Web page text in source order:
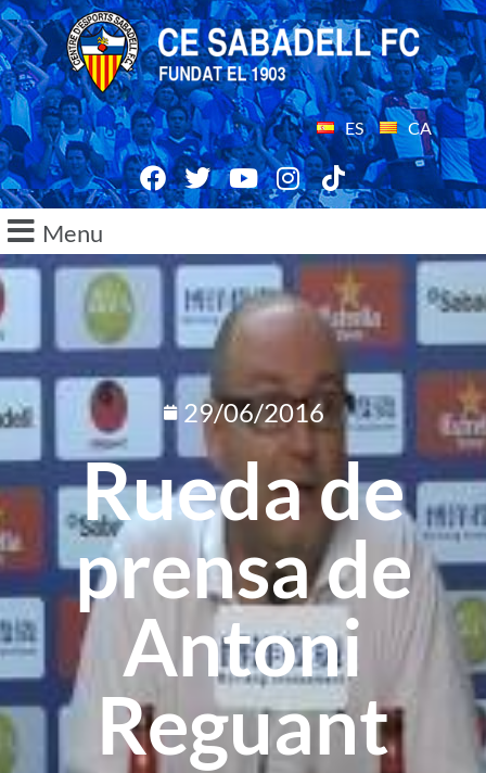
ES CA
Menu
29/06/2016
Rueda de
prensa de
Antoni
Reguant